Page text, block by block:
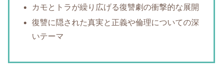
カモとトラが繰り広げる復讐劇の衝撃的な展開
復讐に隠された真実と正義や倫理についての深
いテーマ